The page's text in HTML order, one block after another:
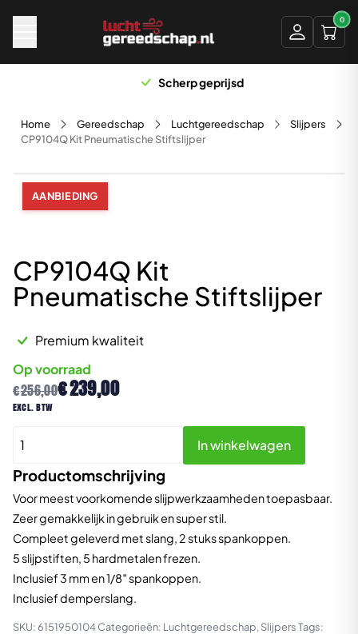
0
Scherp geprijsd
Home Gereedschap Luchtgereedschap
Slijpers
CP9104Q Kit Pneumatische Stiftslijper
AANBIEDING
CP9104Q Kit
Pneumatische Stiftslijper
€256,00
Oorspronkelijke
prijs
€256,00.
€239,00
Huidige
prijs
€239,00.
excl. btw
Premium kwaliteit
Op voorraad
Productomschrijving
Voor meest voorkomende slijpwerkzaamheden toepasbaar.
Zeer gemakkelijk in gebruik en super stil.
Compleet geleverd met slang, 2 stuks spankoppen.
5 slijpstiften, 5 hardmetalen frezen.
Inclusief 3 mm en 1/8″ spankoppen.
Inclusief demperslang.
Kit
Pneumatische
Stiftslijper
aantal
In winkelwagen
SKU:6151950104Categorieën: Luchtgereedschap, SlijpersTags: